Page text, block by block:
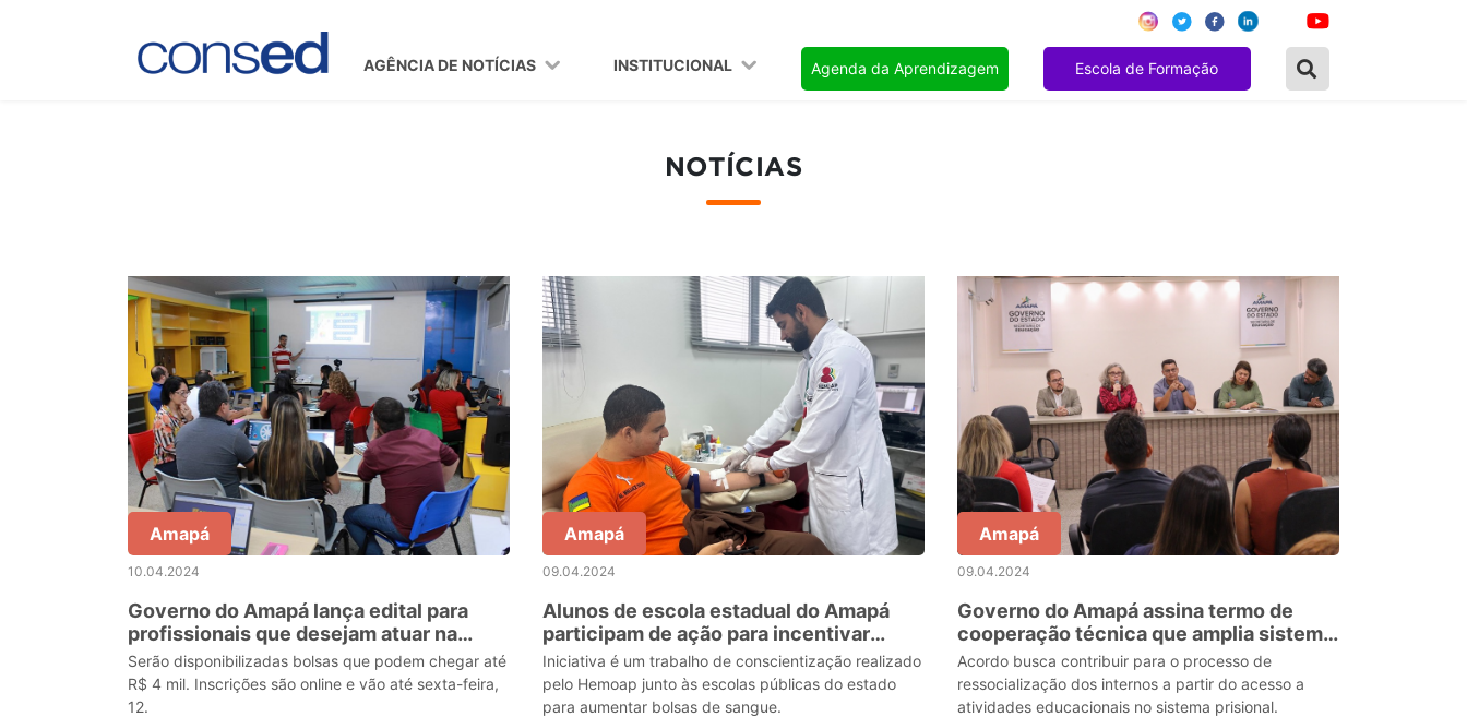
AGÊNCIA DE NOTÍCIAS INSTITUCIONAL Agenda da Aprendizagem Escola de Formação
NOTÍCIAS
Amapá
10.04.2024
Governo do Amapá lança edital para
profissionais que desejam atuar na
capacitação de professores da rede
estadual
Serão disponibilizadas bolsas que podem chegar até
R$ 4 mil. Inscrições são online e vão até sexta-feira,
12.
Amapá
09.04.2024
Alunos de escola estadual do Amapá
participam de ação para incentivar
doações de sangue
Iniciativa é um trabalho de conscientização realizado
pelo Hemoap junto às escolas públicas do estado
para aumentar bolsas de sangue.
Amapá
09.04.2024
Governo do Amapá assina termo de
cooperação técnica que amplia sistema
de educação para apenados do estado
Acordo busca contribuir para o processo de
ressocialização dos internos a partir do acesso a
atividades educacionais no sistema prisional.